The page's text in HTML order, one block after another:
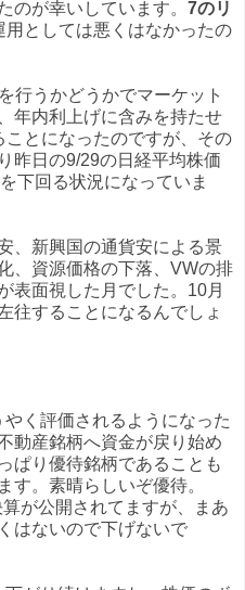
のが幸いしています。 7のリ
用としては悪くはなかったの
行うかどうかでマーケット
年内利上げに含みを持たせ
とになったのですが、その
昨日の9/29の日経平均株価
下回る状況になっていま
、新興国の通貨安による景
、資源価格の下落、VWの排
表面視した月でした。10月
往することになるんでしょ
やく評価されるようになった
動産銘柄へ資金が戻り始め
ぱり優待銘柄であることも
す。素晴らしいぞ優待。
が公開されてますが、まあ
はないので下げないで